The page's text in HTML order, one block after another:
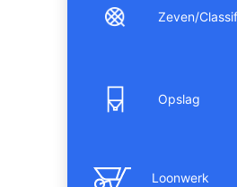
Zeven/
Opslag
Loonwerk